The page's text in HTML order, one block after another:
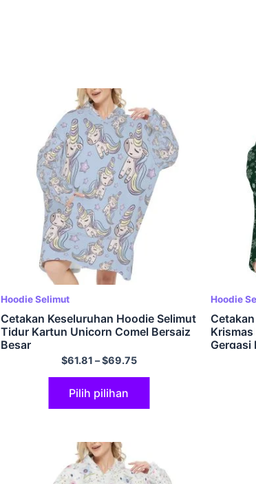
Hoodie Selimut
Cetakan Keseluruhan Hoodie Selimut
Tidur Kartun Unicorn Comel Bersaiz
Besar
$61.81 –$69.75
Pilih pilihan
Hoodie
Gergasi
Hoodie